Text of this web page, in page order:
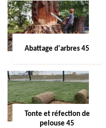
Abattage d'arbres 45
Tonte et réfection de
pelouse 45